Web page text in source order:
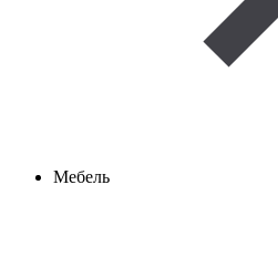
Мебель